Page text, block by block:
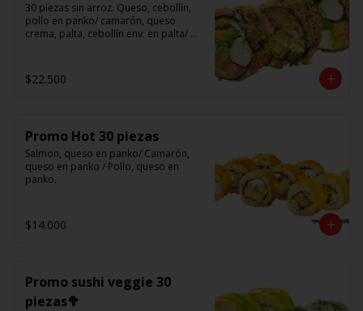
30 piezas sin arroz. Queso, cebollín,
pollo en panko/ camarón, queso
crema, palta, cebollín env. en palta/
(Foto referencial)
$22.500
Promo Hot 30 piezas
Salmon, queso en panko/ Camarón,
queso en panko / Pollo, queso en
panko.
$14.000
Promo sushi veggie 30
piezas🥦